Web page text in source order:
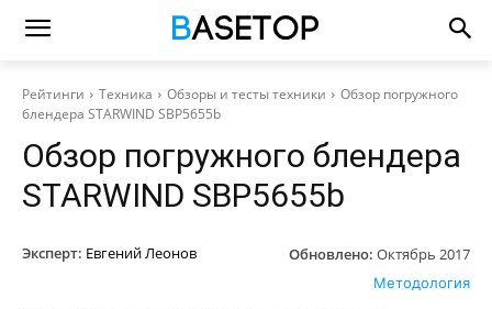
Рейтинги Техника Обзоры и тесты техники
Обзор погружного
блендера STARWIND SBP5655b
Обзор погружного блендера
STARWIND SBP5655b
Эксперт: Евгений Леонов Обновлено: Октябрь 2017
Методология